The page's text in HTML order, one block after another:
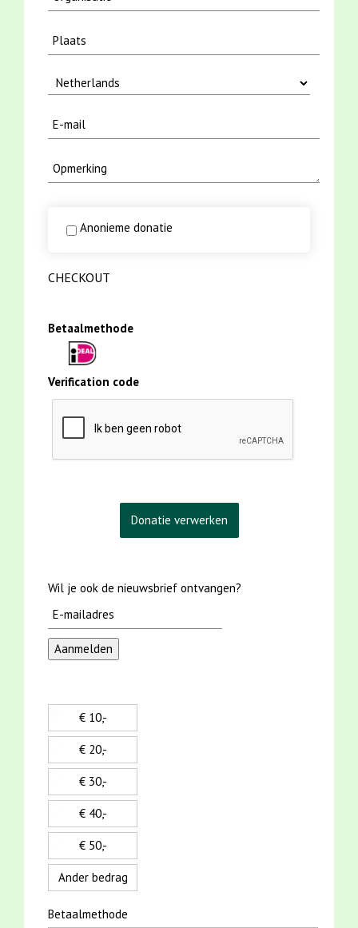
Anonieme donatie
CHECKOUT
Betaalmethode
Verification code
Wil je ook de nieuwsbrief ontvangen?
€ 10,-
€ 20,-
€ 30,-
€ 40,-
€ 50,-
Ander bedrag
Betaalmethode